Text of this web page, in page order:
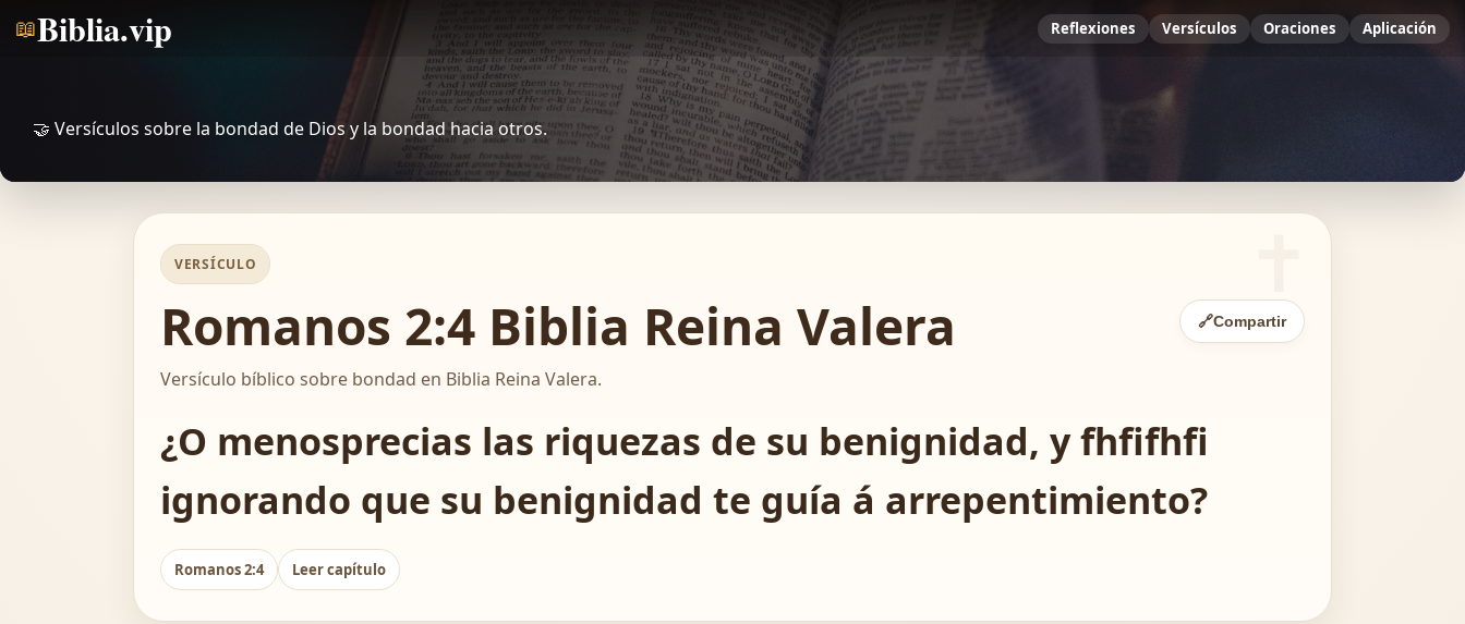
📖Biblia.vip Reflexiones Versículos Oraciones Aplicación
🤝 Versículos sobre la bondad de Dios y la bondad hacia otros.
VERSÍCULO
Romanos 2:4 Biblia Reina Valera 🔗Compartir
Versículo bíblico sobre bondad en Biblia Reina Valera.
¿O menosprecias las riquezas de su benignidad, y fhfifhfi
ignorando que su benignidad te guía á arrepentimiento?
Romanos 2:4 Leer capítulo